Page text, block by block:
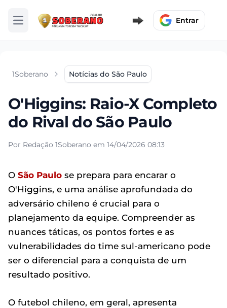
Abrir menu Entrar
1Soberano Notícias do São Paulo
O'Higgins: Raio-X Completo
do Rival do São Paulo
Por Redação 1Soberano em 14/04/2026 08:13
O São Paulo se prepara para encarar o
O'Higgins, e uma análise aprofundada do
adversário chileno é crucial para o
planejamento da equipe. Compreender as
nuances táticas, os pontos fortes e as
vulnerabilidades do time sul-americano pode
ser o diferencial para a conquista de um
resultado positivo.
O futebol chileno, em geral, apresenta